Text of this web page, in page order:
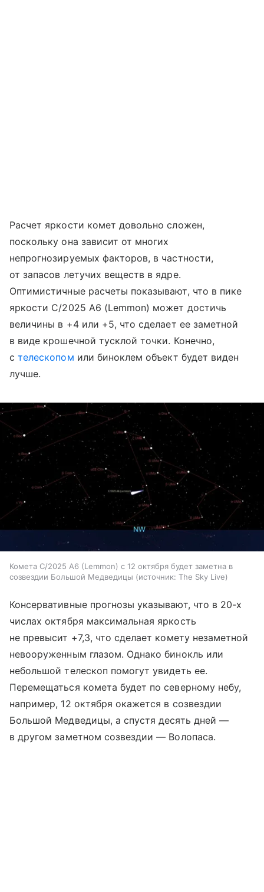
Расчет яркости комет довольно сложен,
поскольку она зависит от многих
непрогнозируемых факторов, в частности,
от запасов летучих веществ в ядре.
Оптимистичные расчеты показывают, что в пике
яркости C/2025 A6 (Lemmon) может достичь
величины в +4 или +5, что сделает ее заметной
в виде крошечной тусклой точки. Конечно,
стелескопом или биноклем объект будет виден
лучше.
Комета C/2025 A6 (Lemmon) с 12 октября будет заметна в
созвездии Большой Медведицы
источник: The Sky Live
Консервативные прогнозы указывают, что в 20-х
числах октября максимальная яркость
не превысит +7,3, что сделает комету незаметной
невооруженным глазом. Однако бинокль или
небольшой телескоп помогут увидеть ее.
Перемещаться комета будет по северному небу,
например, 12 октября окажется в созвездии
Большой Медведицы, а спустя десять дней —
в другом заметном созвездии — Волопаса.